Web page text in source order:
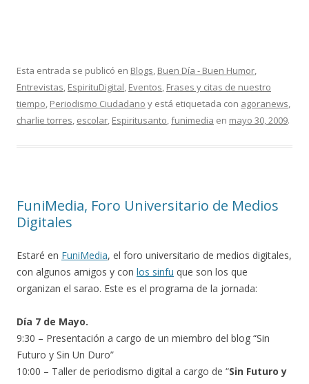
Esta entrada se publicó en Blogs, Buen Día - Buen Humor,
Entrevistas, EspirituDigital, Eventos, Frases y citas de nuestro
tiempo, Periodismo Ciudadano y está etiquetada con agoranews,
charlie torres, escolar, Espiritusanto,funimedia en mayo 30, 2009.
FuniMedia, Foro Universitario de Medios
Digitales
Estaré en FuniMedia, el foro universitario de medios digitales,
con algunos amigos y con los sinfu que son los que
organizan el sarao. Este es el programa de la jornada:
Día 7 de Mayo.
9:30 – Presentación a cargo de un miembro del blog “Sin
Futuro y Sin Un Duro”
10:00 – Taller de periodismo digital a cargo de “Sin Futuro y